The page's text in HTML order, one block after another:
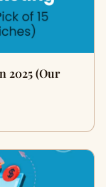
2025 (Our